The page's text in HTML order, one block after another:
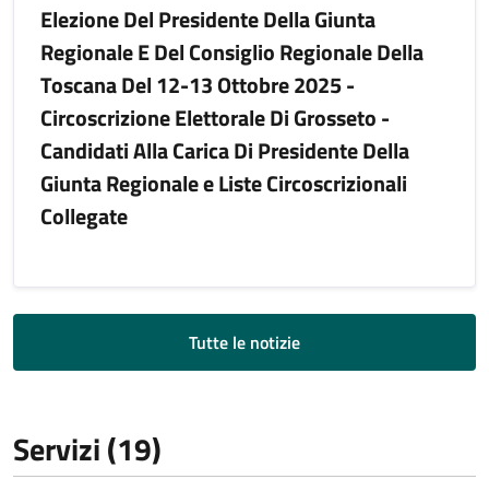
Elezione Del Presidente Della Giunta
Regionale E Del Consiglio Regionale Della
Toscana Del 12-13 Ottobre 2025 -
Circoscrizione Elettorale Di Grosseto -
Candidati Alla Carica Di Presidente Della
Giunta Regionale e Liste Circoscrizionali
Collegate
Tutte le notizie
Servizi (19)